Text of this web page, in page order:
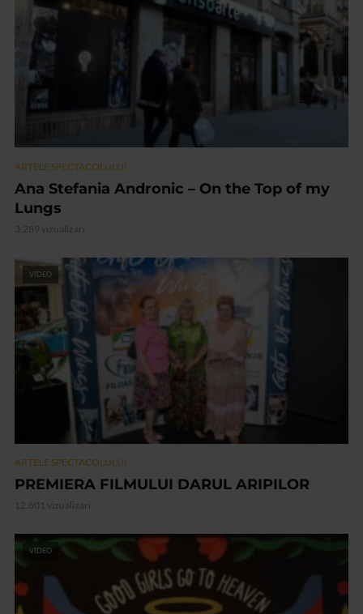
ARTELE SPECTACOLULUI
Ana Stefania Andronic – On the Top of my
Lungs
3.289 vizualizari
VIDEO
ARTELE SPECTACOLULUI
PREMIERA FILMULUI DARUL ARIPILOR
12.601 vizualizari
VIDEO